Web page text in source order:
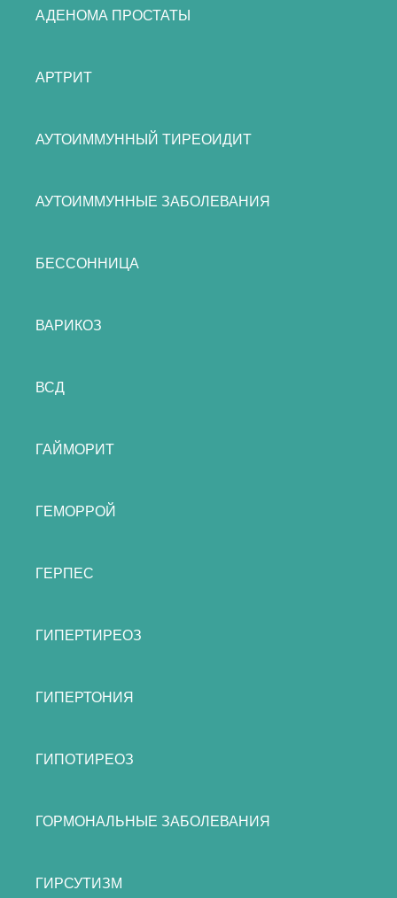
АДЕНОМА ПРОСТАТЫ
АРТРИТ
АУТОИММУННЫЙ ТИРЕОИДИТ
АУТОИММУННЫЕ ЗАБОЛЕВАНИЯ
БЕССОННИЦА
ВАРИКОЗ
ВСД
ГАЙМОРИТ
ГЕМОРРОЙ
ГЕРПЕС
ГИПЕРТИРЕОЗ
ГИПЕРТОНИЯ
ГИПОТИРЕОЗ
ГОРМОНАЛЬНЫЕ ЗАБОЛЕВАНИЯ
ГИРСУТИЗМ